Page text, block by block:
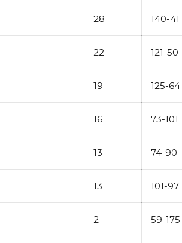
28 140-41
22 121-50
19 125-64
16 73-101
13 74-90
13 101-97
2 59-175